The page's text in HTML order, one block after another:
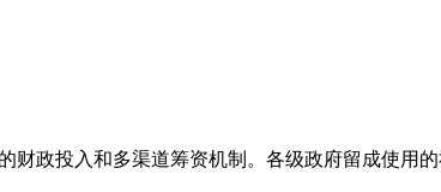
政投入和多渠道筹资机制。各级政府留成使用